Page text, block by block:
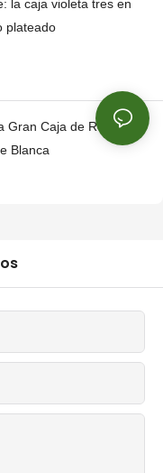
la caja violeta tres en
plateado
Gran Caja de Regalo
Blanca